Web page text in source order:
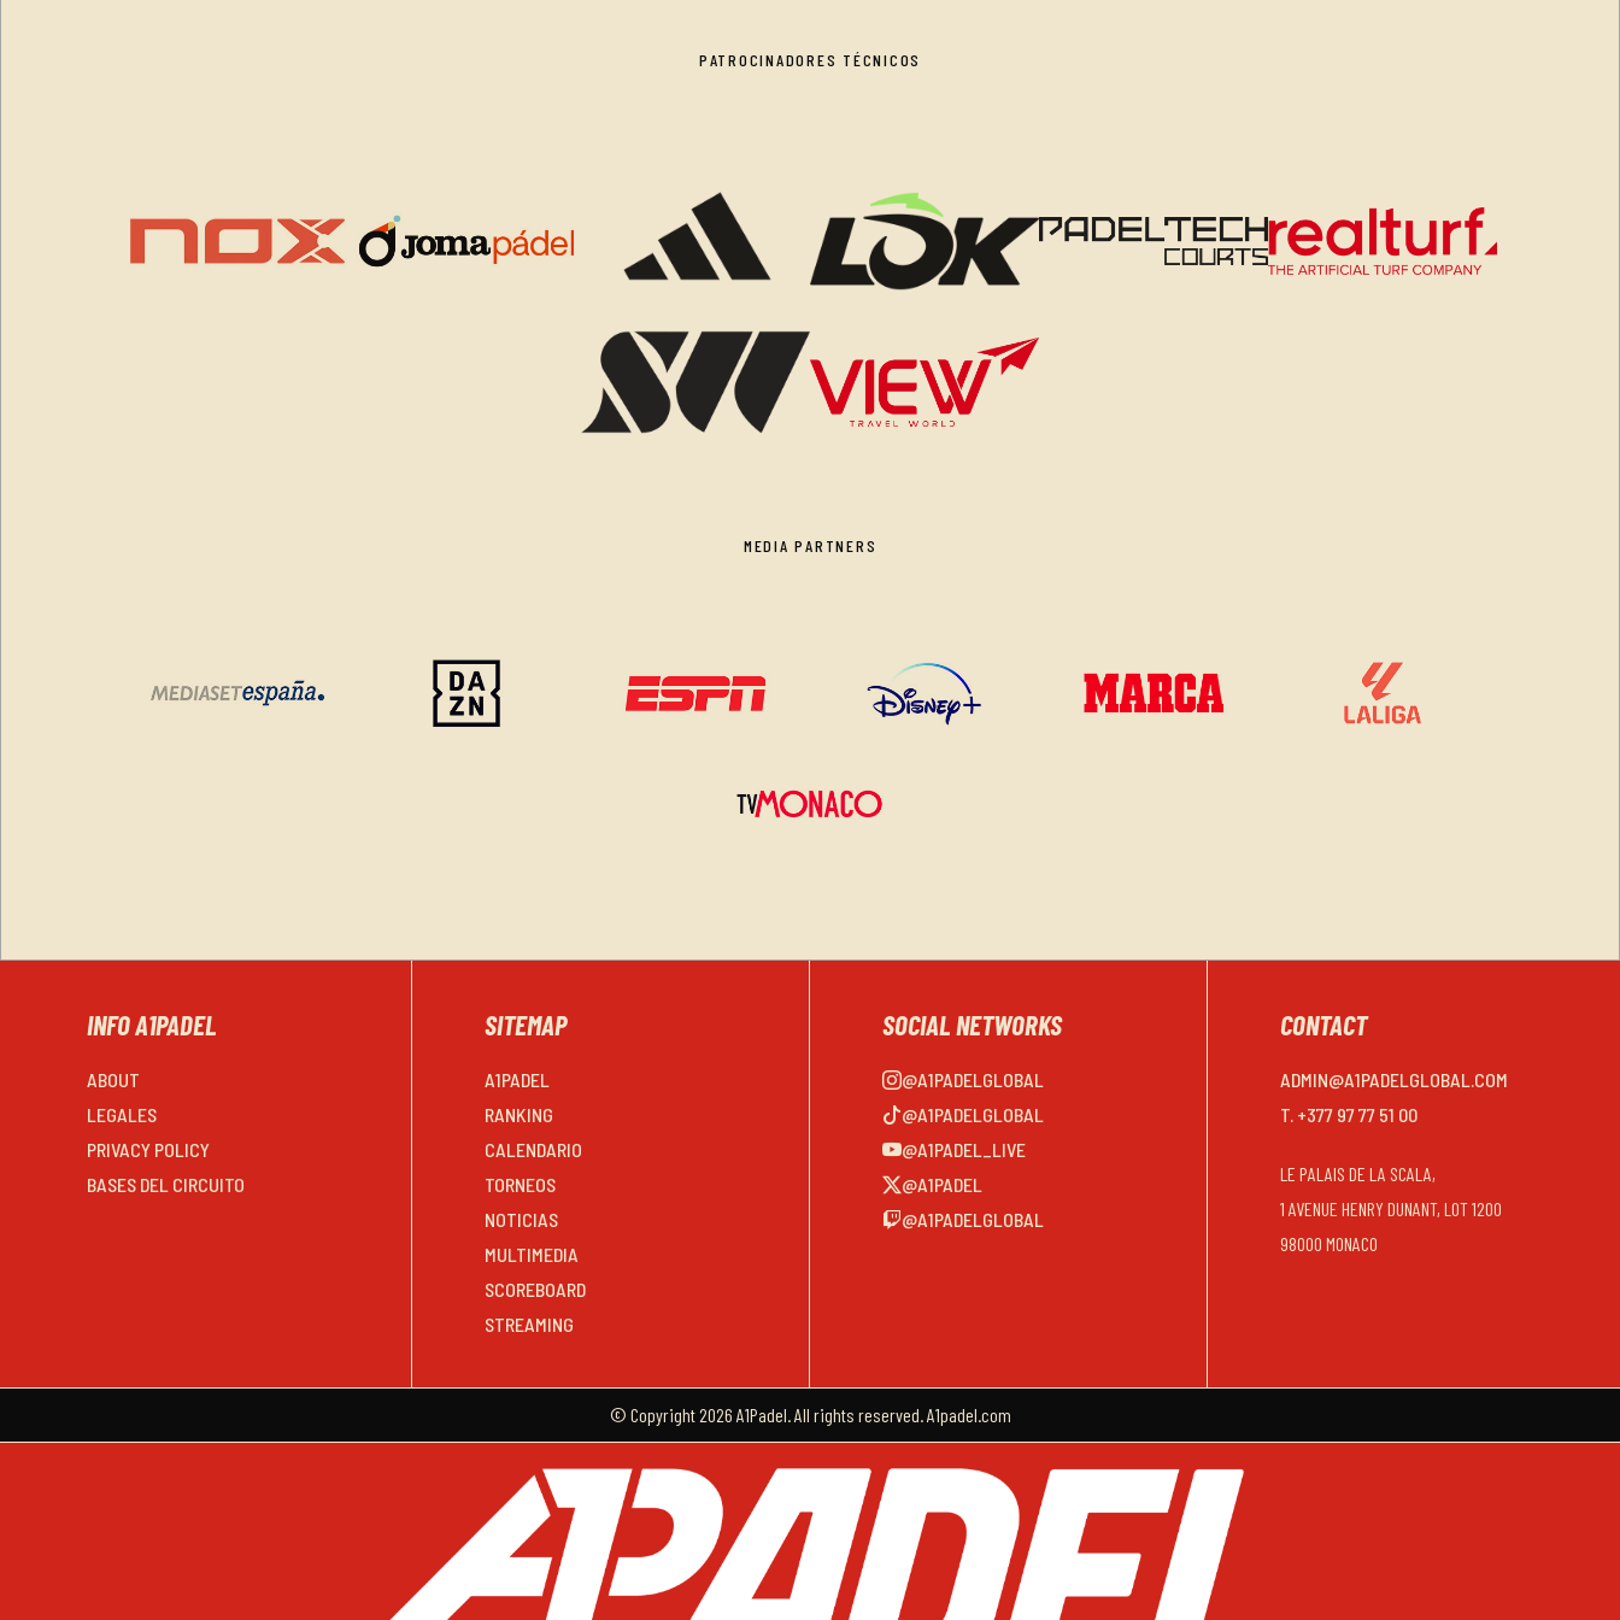
PATROCINADORES TÉCNICOS
MEDIA PARTNERS
INFO A1PADEL
ABOUT
LEGALES
PRIVACY POLICY
BASES DEL CIRCUITO
SITEMAP
A1PADEL
RANKING
CALENDARIO
TORNEOS
NOTICIAS
MULTIMEDIA
SCOREBOARD
STREAMING
SOCIAL NETWORKS
@A1PADELGLOBAL
@A1PADELGLOBAL
@A1PADEL_LIVE
@A1PADEL
@A1PADELGLOBAL
CONTACT
ADMIN@A1PADELGLOBAL.COM
T. +377 97 77 51 00
LE PALAIS DE LA SCALA,
1 AVENUE HENRY DUNANT, LOT 1200
98000 MONACO
© Copyright 2026 A1Padel. All rights reserved. A1padel.com